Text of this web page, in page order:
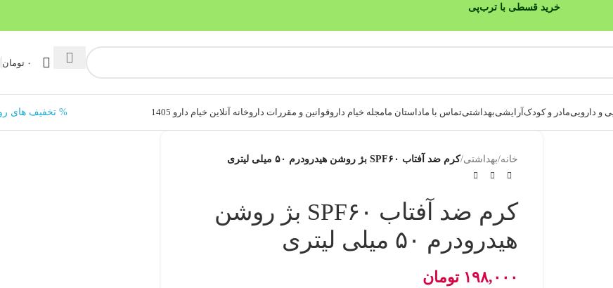
خرید قسطی با ترب‌پی
۰ تومان
و داروییمادر و کودک آرایشیبهداشتیتماس با ماداستان مامجله خیام داروقوانین و مقررات داروخانه آنلاین خیام دارو 1405 % تخفیف های
خانه/بهداشتی/کرم ضد آفتاب SPF۶۰ بژ روشن هیدرودرم ۵۰ میلی لیتری
کرم ضد آفتاب SPF۶۰ بژ روشن
هیدرودرم ۵۰ میلی لیتری
۱۹۸,۰۰۰ تومان